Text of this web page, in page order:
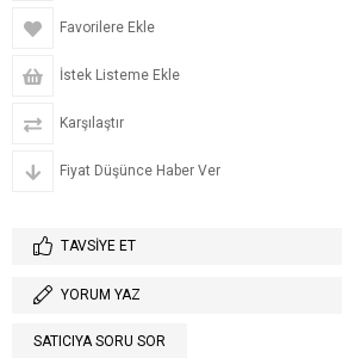
Favorilere Ekle
İstek Listeme Ekle
Karşılaştır
Fiyat Düşünce Haber Ver
TAVSIYE ET
YORUM YAZ
SATICIYA SORU SOR